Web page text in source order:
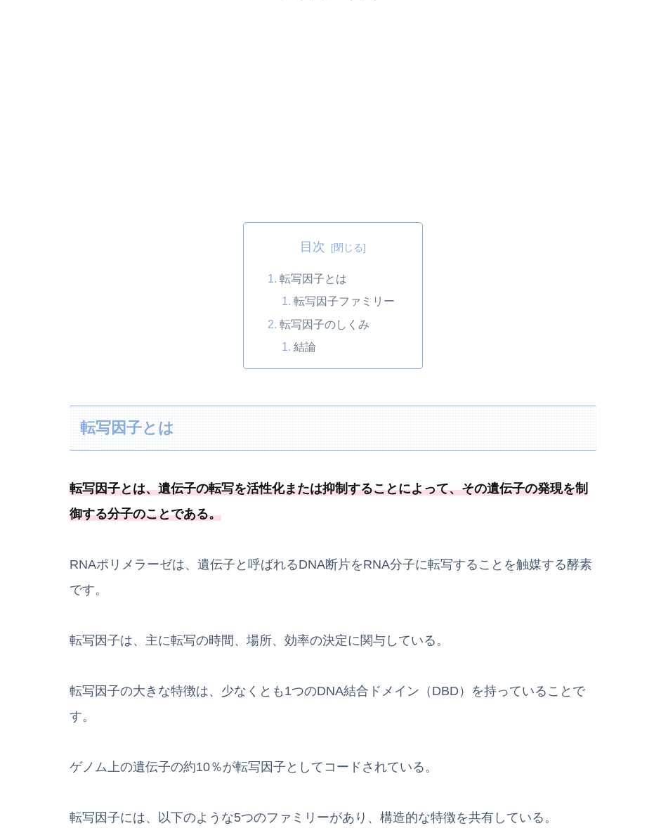
目次
転写因子とは
転写因子ファミリー
転写因子のしくみ
結論
転写因子とは
転写因子とは、遺伝子の転写を活性化または抑制することによって、その遺伝子の発現を制
御する分子のことである。
RNAポリメラーゼは、遺伝子と呼ばれるDNA断片をRNA分子に転写することを触媒する酵素
です。
転写因子は、主に転写の時間、場所、効率の決定に関与している。
転写因子の大きな特徴は、少なくとも1つのDNA結合ドメイン（DBD）を持っていることで
す。
ゲノム上の遺伝子の約10％が転写因子としてコードされている。
転写因子には、以下のような5つのファミリーがあり、構造的な特徴を共有している。